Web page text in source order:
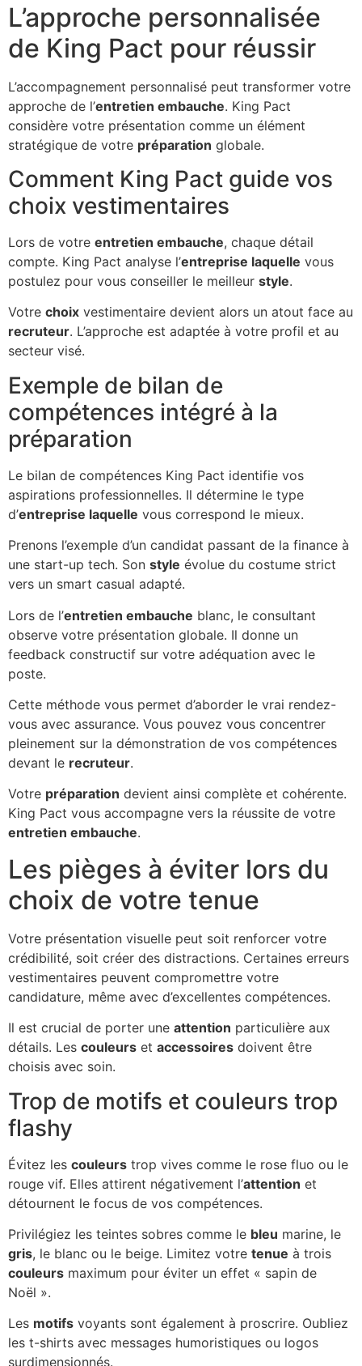
L’approche personnalisée
de King Pact pour réussir
L’accompagnement personnalisé peut transformer votre
approche de l’entretien embauche. King Pact
considère votre présentation comme un élément
stratégique de votre préparation globale.
Comment King Pact guide vos
choix vestimentaires
Lors de votre entretien embauche, chaque détail
compte. King Pact analyse l’entreprise laquelle vous
postulez pour vous conseiller le meilleur style.
Votre choix vestimentaire devient alors un atout face au
recruteur. L’approche est adaptée à votre profil et au
secteur visé.
Exemple de bilan de
compétences intégré à la
préparation
Le bilan de compétences King Pact identifie vos
aspirations professionnelles. Il détermine le type
d’entreprise laquelle vous correspond le mieux.
Prenons l’exemple d’un candidat passant de la finance à
une start-up tech. Son style évolue du costume strict
vers un smart casual adapté.
Lors de l’entretien embauche blanc, le consultant
observe votre présentation globale. Il donne un
feedback constructif sur votre adéquation avec le
poste.
Cette méthode vous permet d’aborder le vrai rendez-
vous avec assurance. Vous pouvez vous concentrer
pleinement sur la démonstration de vos compétences
devant le recruteur.
Votre préparation devient ainsi complète et cohérente.
King Pact vous accompagne vers la réussite de votre
entretien embauche.
Les pièges à éviter lors du
choix de votre tenue
Votre présentation visuelle peut soit renforcer votre
crédibilité, soit créer des distractions. Certaines erreurs
vestimentaires peuvent compromettre votre
candidature, même avec d’excellentes compétences.
Il est crucial de porter une attention particulière aux
détails. Les couleurs et accessoires doivent être
choisis avec soin.
Trop de motifs et couleurs trop
flashy
Évitez les couleurs trop vives comme le rose fluo ou le
rouge vif. Elles attirent négativement l’attention et
détournent le focus de vos compétences.
Privilégiez les teintes sobres comme le bleu marine, le
gris, le blanc ou le beige. Limitez votre tenue à trois
couleurs maximum pour éviter un effet « sapin de
Noël ».
Les motifs voyants sont également à proscrire. Oubliez
les t-shirts avec messages humoristiques ou logos
surdimensionnés.